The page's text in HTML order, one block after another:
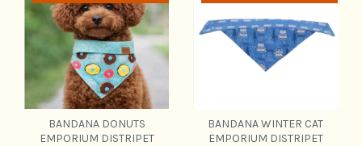
BANDANA DONUTS
EMPORIUM DISTRIPET
BANDANA WINTER CAT
EMPORIUM DISTRIPET